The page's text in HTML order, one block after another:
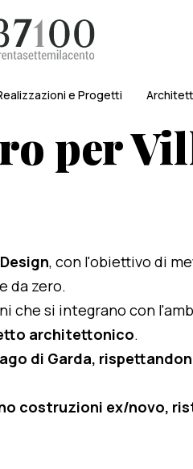
e Progetti
per
, con l'obiettivo di
da zero.
che si integrano con
architettonico.
di Garda,
costruzioni ex/novo,